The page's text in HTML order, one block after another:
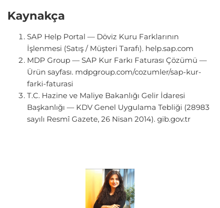
Kaynakça
SAP Help Portal — Döviz Kuru Farklarının
İşlenmesi (Satış / Müşteri Tarafı). help.sap.com
MDP Group — SAP Kur Farkı Faturası Çözümü —
Ürün sayfası. mdpgroup.com/cozumler/sap-kur-
farki-faturasi
T.C. Hazine ve Maliye Bakanlığı Gelir İdaresi
Başkanlığı — KDV Genel Uygulama Tebliği (28983
sayılı Resmî Gazete, 26 Nisan 2014). gib.gov.tr